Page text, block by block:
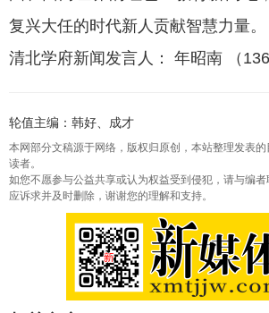
复兴大任的时代新人贡献智慧力量。
清北学府新闻发言人： 年昭南 （
轮值主编：韩好、成才
本网部分文稿源于网络，版权归原创，本站整理发表
读者。
如您不愿参与公益共享或认为权益受到侵犯，请与编
应诉求并及时删除，谢谢您的理解和支持。